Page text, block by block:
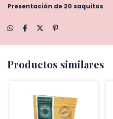
Presentación de 20 saquitos
Productos similares